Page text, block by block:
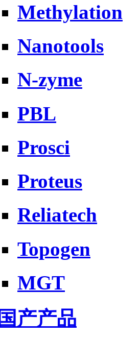
Methylation
Nanotools
N-zyme
PBL
Prosci
Proteus
Reliatech
Topogen
MGT
国产产品